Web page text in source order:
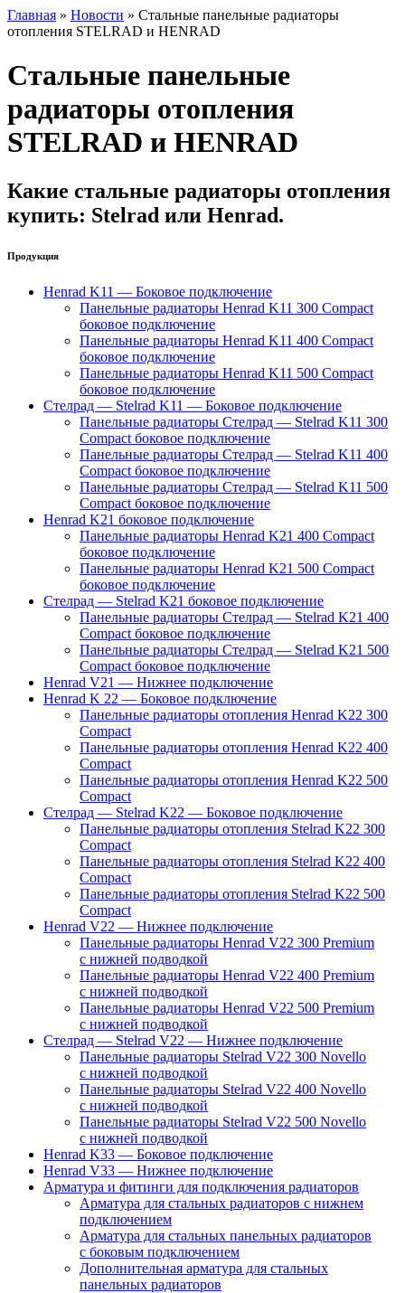
Главная » Новости » Стальные панельные радиаторы
отопления STELRAD и HENRAD
Стальные панельные
радиаторы отопления
STELRAD и HENRAD
Какие стальные радиаторы отопления
купить: Stelrad или Henrad.
Продукция
Henrad K11 — Боковое подключение
Панельные радиаторы Henrad K11 300 Compact
боковое подключение
Панельные радиаторы Henrad K11 400 Compact
боковое подключение
Панельные радиаторы Henrad K11 500 Compact
боковое подключение
Стелрад — Stelrad K11 — Боковое подключение
Панельные радиаторы Стелрад — Stelrad K11 300
Compact боковое подключение
Панельные радиаторы Стелрад — Stelrad K11 400
Compact боковое подключение
Панельные радиаторы Стелрад — Stelrad K11 500
Compact боковое подключение
Henrad K21 боковое подключение
Панельные радиаторы Henrad K21 400 Compact
боковое подключение
Панельные радиаторы Henrad K21 500 Compact
боковое подключение
Стелрад — Stelrad K21 боковое подключение
Панельные радиаторы Стелрад — Stelrad K21 400
Compact боковое подключение
Панельные радиаторы Стелрад — Stelrad K21 500
Compact боковое подключение
Henrad V21 — Нижнее подключение
Henrad K 22 — Боковое подключение
Панельные радиаторы отопления Henrad K22 300
Compact
Панельные радиаторы отопления Henrad K22 400
Compact
Панельные радиаторы отопления Henrad K22 500
Compact
Стелрад — Stelrad K22 — Боковое подключение
Панельные радиаторы отопления Stelrad K22 300
Compact
Панельные радиаторы отопления Stelrad K22 400
Compact
Панельные радиаторы отопления Stelrad K22 500
Compact
Henrad V22 — Нижнее подключение
Панельные радиаторы Henrad V22 300 Premium
с нижней подводкой
Панельные радиаторы Henrad V22 400 Premium
с нижней подводкой
Панельные радиаторы Henrad V22 500 Premium
с нижней подводкой
Стелрад — Stelrad V22 — Нижнее подключение
Панельные радиаторы Stelrad V22 300 Novello
с нижней подводкой
Панельные радиаторы Stelrad V22 400 Novello
с нижней подводкой
Панельные радиаторы Stelrad V22 500 Novello
с нижней подводкой
Henrad K33 — Боковое подключение
Henrad V33 — Нижнее подключение
Арматура и фитинги для подключения радиаторов
Арматура для стальных радиаторов с нижнем
подключением
Арматура для стальных панельных радиаторов
с боковым подключением
Дополнительная арматура для стальных
панельных радиаторов